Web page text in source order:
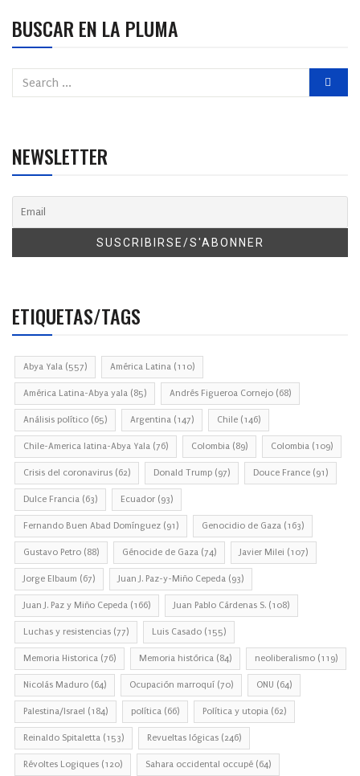
BUSCAR EN LA PLUMA
NEWSLETTER
ETIQUETAS/TAGS
Abya Yala (557) América Latina (110)
América Latina-Abya yala (85) Andrés Figueroa Cornejo (68)
Análisis político (65) Argentina (147) Chile (146)
Chile-America latina-Abya Yala (76) Colombia (89) Colombia (109)
Crisis del coronavirus (62) Donald Trump (97) Douce France (91)
Dulce Francia (63) Ecuador (93)
Fernando Buen Abad Domínguez (91) Genocidio de Gaza (163)
Gustavo Petro (88) Génocide de Gaza (74) Javier Milei (107)
Jorge Elbaum (67) Juan J. Paz-y-Miño Cepeda (93)
Juan J. Paz y Miño Cepeda (166) Juan Pablo Cárdenas S. (108)
Luchas y resistencias (77) Luis Casado (155)
Memoria Historica (76) Memoria histórica (84) neoliberalismo (119)
Nicolás Maduro (64) Ocupación marroquí (70) ONU (64)
Palestina/Israel (184) política (66) Política y utopia (62)
Reinaldo Spitaletta (153) Revueltas lógicas (246)
Révoltes Logiques (120) Sahara occidental occupé (64)